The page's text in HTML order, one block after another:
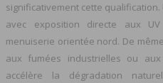
significativement cette
avec exposition directe aux
menuiserie orientée nord. De
aux fumées industrielles ou
accélère la dégradation